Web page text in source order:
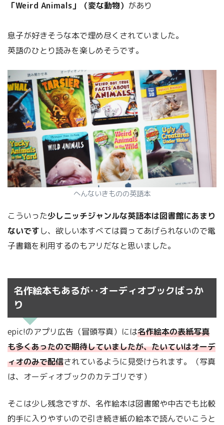
「Weird Animals」（変な動物） があり
息子が好きそうな本で埋め尽くされていました。
英語のひとり読みを楽しめそうです。
へんないきものの英語本
こういった少しニッチジャンルな英語本は図書館にあまり
ないですし、欲しい本すべては買ってあげられないので電
子書籍を利用するのもアリだなと思いました。
名作絵本もあるが‥オーディオブックばっか
り
epic!のアプリ広告（冒頭写真）には名作絵本の表紙写真
も多くあったので期待していましたが、たいていはオーデ
ィオのみで配信されているように見受けられます。（写真
は、オーディオブックのカテゴリです）
そこは少し残念ですが、名作絵本は図書館や中古でも比較
的手に入りやすいので引き続き紙の絵本で読んでいこうと